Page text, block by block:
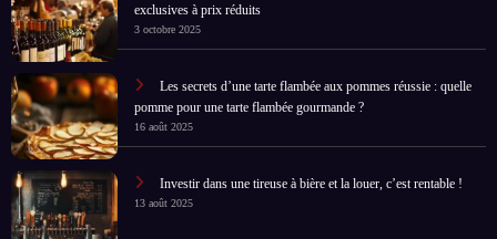
exclusives à prix réduits
3 octobre 2025
Les secrets d’une tarte flambée aux pommes réussie : quelle
pomme pour une tarte flambée gourmande ?
16 août 2025
Investir dans une tireuse à bière et la louer, c’est rentable !
13 août 2025